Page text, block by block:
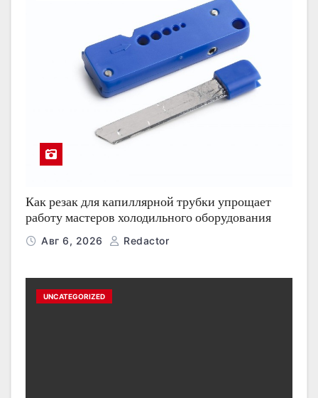
Как резак для капиллярной трубки упрощает
работу мастеров холодильного оборудования
Авг 6, 2026 Redactor
UNCATEGORIZED